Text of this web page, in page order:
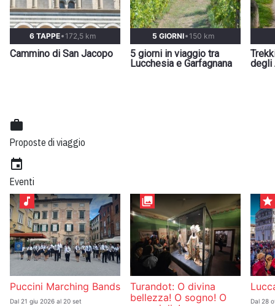
Cammino di San Jacopo
6 TAPPE 172,5 km
5 giorni in viaggio tra
Lucchesia e Garfagnana
5 GIORNI 150 km
degli
work
Proposte di viaggio
event
Eventi
Puccini Marching Bands
music_note
Dal 21 giu 2026 al 20 set
Turandot: O divina
bellezza! O sogno! O
collections star
Dal 28